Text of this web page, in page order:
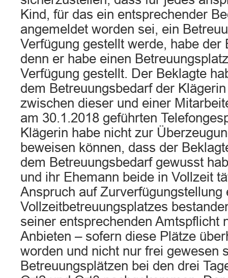
Kind, für das ein entsprechender
angemeldet worden sei, ein
Verfügung gestellt werde, habe der
denn er habe einen
Verfügung gestellt. Der Beklagte
dem Betreuungsbedarf der
zwischen dieser und einer
am 30.1.2018 geführten
Klägerin habe nicht zur
beweisen können, dass der
dem Betreuungsbedarf gewusst
und ihr Ehemann beide in Vollzeit
Anspruch auf Zurverfügungstellung
Vollzeitbetreuungsplatzes
seiner entsprechenden Amtspflicht
Anbieten – sofern diese Plätze
worden und nicht nur frei gewesen
Betreuungsplätzen bei den drei